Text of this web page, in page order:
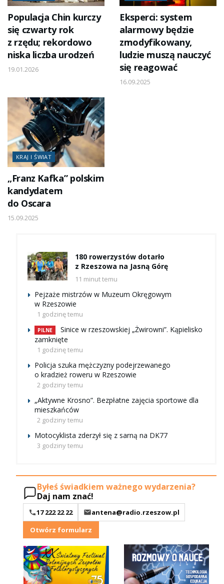
Populacja Chin kurczy
się czwarty rok
z rzędu; rekordowo
niska liczba urodzeń
19.01.2026
Eksperci: system
alarmowy będzie
zmodyfikowany,
ludzie muszą nauczyć
się reagować
16.09.2025
KRAJ I ŚWIAT
„Franz Kafka” polskim
kandydatem
do Oscara
15.09.2025
180 rowerzystów dotarło
z Rzeszowa na Jasną Górę
11 minut temu
Pejzaże mistrzów w Muzeum Okręgowym
w Rzeszowie
1 godzinę temu
PILNE
Sinice w rzeszowskiej „Żwirowni”. Kąpielisko
zamknięte
1 godzinę temu
Policja szuka mężczyzny podejrzewanego
o kradzież roweru w Rzeszowie
2 godziny temu
„Aktywne Krosno”. Bezpłatne zajęcia sportowe dla
mieszkańców
2 godziny temu
Motocyklista zderzył się z sarną na DK77
3 godziny temu
Byłeś świadkiem ważnego wydarzenia?
Daj nam znać!
17 222 22 22
antena@radio.rzeszow.pl
Otwórz formularz